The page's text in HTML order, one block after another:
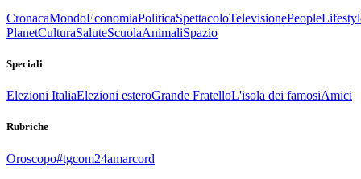
CronacaMondoEconomiaPoliticaSpettacoloTelevisionePeople
PlanetCulturaSaluteScuolaAnimaliSpazio
Speciali
Elezioni ItaliaElezioni esteroGrande FratelloL'isola dei famosiAmici
Rubriche
Oroscopo#tgcom24amarcord